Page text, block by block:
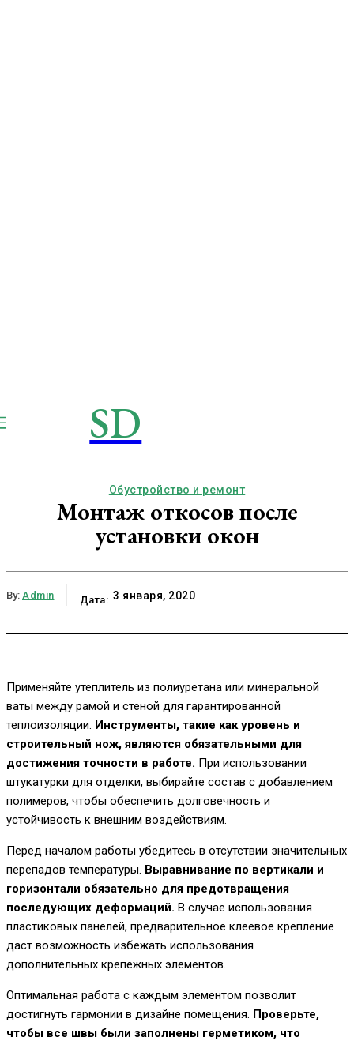
SD
Обустройство и ремонт
Монтаж откосов после
установки окон
By: Admin Дата: 3 января, 2020
Применяйте утеплитель из полиуретана или минеральной
ваты между рамой и стеной для гарантированной
теплоизоляции. Инструменты, такие как уровень и
строительный нож, являются обязательными для
достижения точности в работе. При использовании
штукатурки для отделки, выбирайте состав с добавлением
полимеров, чтобы обеспечить долговечность и
устойчивость к внешним воздействиям.
Перед началом работы убедитесь в отсутствии значительных
перепадов температуры. Выравнивание по вертикали и
горизонтали обязательно для предотвращения
последующих деформаций. В случае использования
пластиковых панелей, предварительное клеевое крепление
даст возможность избежать использования
дополнительных крепежных элементов.
Оптимальная работа с каждым элементом позволит
достигнуть гармонии в дизайне помещения. Проверьте,
чтобы все швы были заполнены герметиком, что